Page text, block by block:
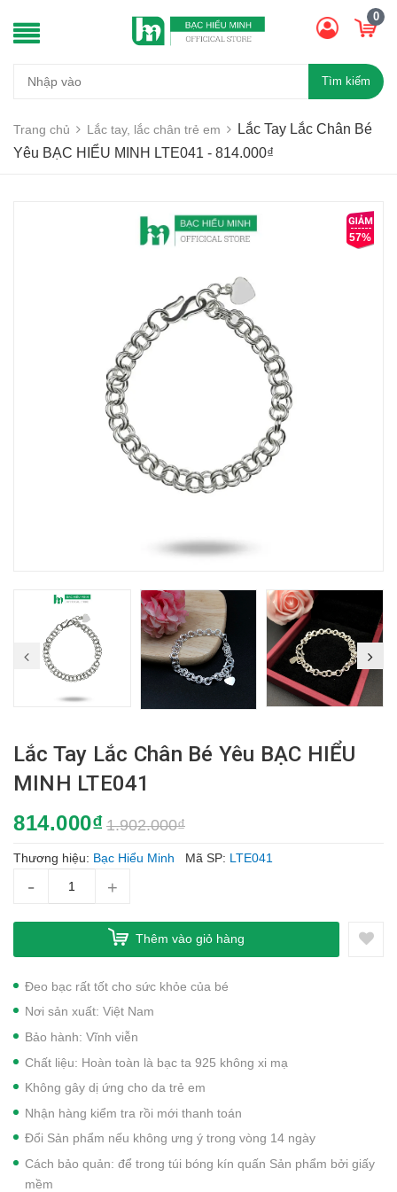
0
Tìm kiếm
Trang chủ Lắc tay, lắc chân trẻ em
Lắc Tay Lắc Chân Bé
Yêu BẠC HIỂU MINH LTE041 - 814.000₫
57%
Lắc Tay Lắc Chân Bé Yêu BẠC HIỂU
MINH LTE041
814.000₫ 1.902.000₫
Thương hiệu: Bạc Hiểu Minh Mã SP: LTE041
- +
Thêm vào giỏ hàng
Đeo bạc rất tốt cho sức khỏe của bé
Nơi sản xuất: Việt Nam
Bảo hành: Vĩnh viễn
Chất liệu: Hoàn toàn là bạc ta 925 không xi mạ
Không gây dị ứng cho da trẻ em
Nhận hàng kiểm tra rồi mới thanh toán
Đổi Sản phẩm nếu không ưng ý trong vòng 14 ngày
Cách bảo quản: để trong túi bóng kín quấn Sản phẩm bởi giấy
mềm